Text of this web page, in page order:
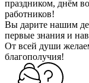
праздником, днём
работников!
Вы дарите нашим
первые знания и
От всей души
благополучия!